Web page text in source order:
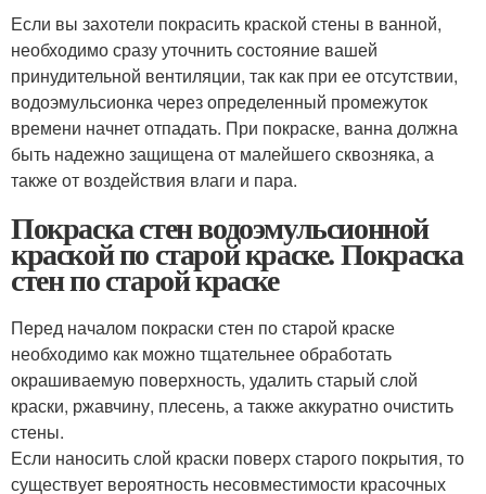
Если вы захотели покрасить краской стены в ванной,
необходимо сразу уточнить состояние вашей
принудительной вентиляции, так как при ее отсутствии,
водоэмульсионка через определенный промежуток
времени начнет отпадать. При покраске, ванна должна
быть надежно защищена от малейшего сквозняка, а
также от воздействия влаги и пара.
Покраска стен водоэмульсионной
краской по старой краске. Покраска
стен по старой краске
Перед началом покраски стен по старой краске
необходимо как можно тщательнее обработать
окрашиваемую поверхность, удалить старый слой
краски, ржавчину, плесень, а также аккуратно очистить
стены.
Если наносить слой краски поверх старого покрытия, то
существует вероятность несовместимости красочных